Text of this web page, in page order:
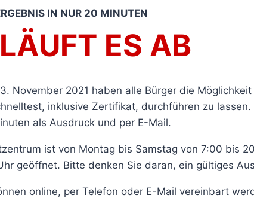
IN NUR 20 MINUTEN
ES AB
November 2021 haben alle Bürger die
inklusive Zertifikat, durchführen zu
als Ausdruck und per E-Mail.
ist von Montag bis Samstag von 7:00 bis
geöffnet. Bitte denken Sie daran, ein gültiges
online, per Telefon oder E-Mail vereinbart